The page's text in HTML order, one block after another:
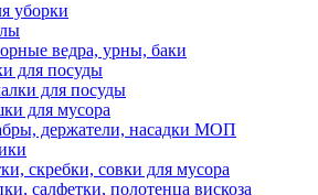
уборки
ведра, урны, баки
для посуды
для посуды
для мусора
держатели, насадки МОП
скребки, совки для мусора
салфетки, полотенца вискоза